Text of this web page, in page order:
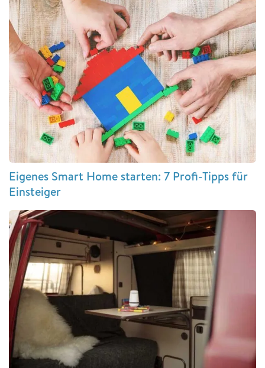
Eigenes Smart Home starten: 7 Profi-Tipps für
Einsteiger